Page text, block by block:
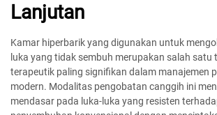
Lanjutan
Kamar hiperbarik yang digunakan untuk
luka yang tidak sembuh merupakan salah satu
terapeutik paling signifikan dalam manajemen
modern. Modalitas pengobatan canggih ini
mendasar pada luka-luka yang resisten